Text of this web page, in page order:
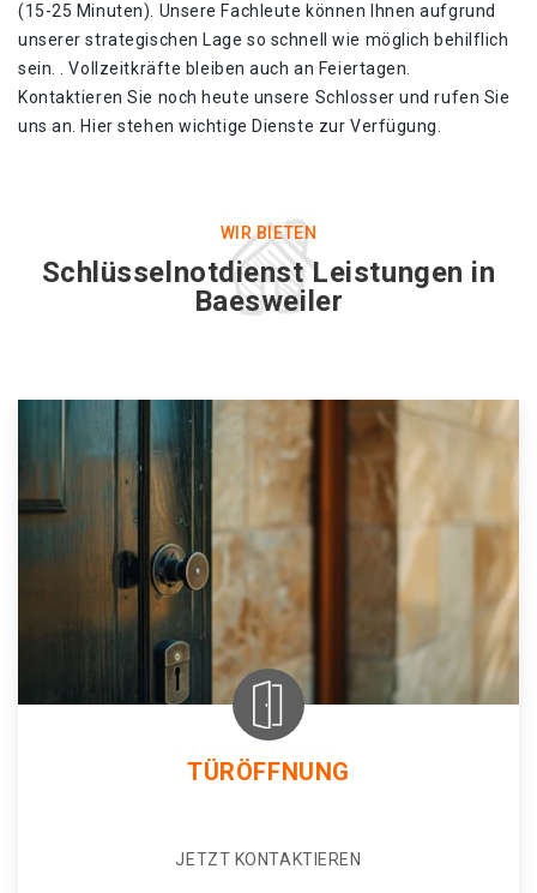
(15-25 Minuten). Unsere Fachleute können Ihnen aufgrund
unserer strategischen Lage so schnell wie möglich behilflich
sein. . Vollzeitkräfte bleiben auch an Feiertagen.
Kontaktieren Sie noch heute unsere Schlosser und rufen Sie
uns an. Hier stehen wichtige Dienste zur Verfügung.
WIR BIETEN
Schlüsselnotdienst Leistungen in
Baesweiler
TÜRÖFFNUNG
JETZT KONTAKTIEREN